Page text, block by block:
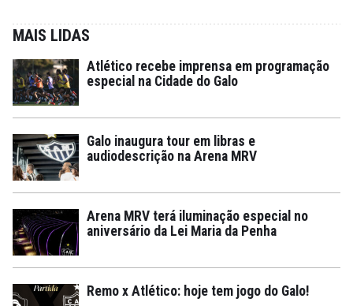
MAIS LIDAS
Atlético recebe imprensa em programação
especial na Cidade do Galo
Galo inaugura tour em libras e
audiodescrição na Arena MRV
Arena MRV terá iluminação especial no
aniversário da Lei Maria da Penha
Remo x Atlético: hoje tem jogo do Galo!